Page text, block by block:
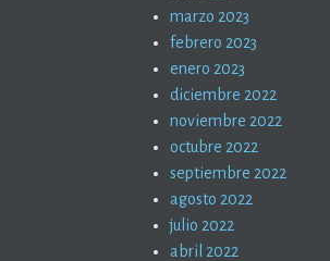
marzo 2023
febrero 2023
enero 2023
diciembre 2022
noviembre 2022
octubre 2022
septiembre 2022
agosto 2022
julio 2022
abril 2022